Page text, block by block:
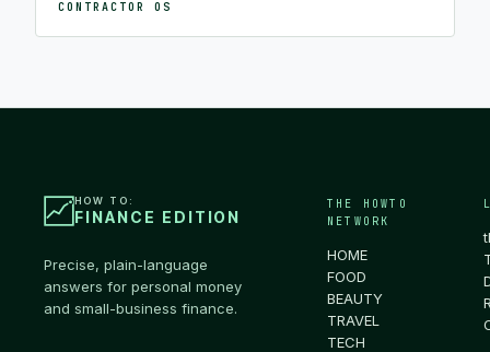
CONTRACTOR OS
HOW TO:
FINANCE EDITION
Precise, plain-language
answers for personal money
and small-business finance.
THE HOWTO
NETWORK
HOME
FOOD
BEAUTY
TRAVEL
TECH